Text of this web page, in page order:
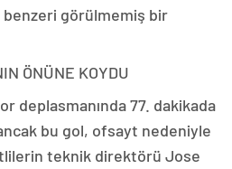
benzeri görülmemiş bir
ÖNÜNE KOYDU
deplasmanında 77. dakikada
bu gol, ofsayt nedeniyle
teknik direktörü Jose